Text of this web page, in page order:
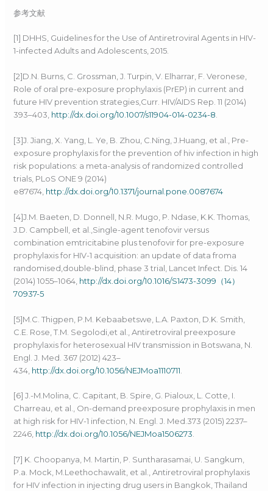
参考文献
[1] DHHS, Guidelines for the Use of Antiretroviral Agents in HIV-
1-infected Adults and Adolescents, 2015.
[2]D.N. Burns, C. Grossman, J. Turpin, V. Elharrar, F. Veronese,
Role of oral pre-exposure prophylaxis (PrEP) in current and
future HIV prevention strategies,Curr. HIV/AIDS Rep. 11 (2014)
393–403, http://dx.doi.org/10.1007/s11904-014-0234-8.
[3]J. Jiang, X. Yang, L. Ye, B. Zhou, C.Ning, J.Huang, et al., Pre-
exposure prophylaxis for the prevention of hiv infection in high
risk populations: a meta-analysis of randomized controlled
trials, PLoS ONE 9 (2014)
e87674, http://dx.doi.org/10.1371/journal.pone.0087674
[4]J.M. Baeten, D. Donnell, N.R. Mugo, P. Ndase, K.K. Thomas,
J.D. Campbell, et al.,Single-agent tenofovir versus
combination emtricitabine plus tenofovir for pre-exposure
prophylaxis for HIV-1 acquisition: an update of data froma
randomised,double-blind, phase 3 trial, Lancet Infect. Dis. 14
(2014) 1055–1064, http://dx.doi.org/10.1016/S1473-3099（14）
70937-5
[5]M.C. Thigpen, P.M. Kebaabetswe, L.A. Paxton, D.K. Smith,
C.E. Rose, T.M. Segolodi,et al., Antiretroviral preexposure
prophylaxis for heterosexual HIV transmission in Botswana, N.
Engl. J. Med. 367 (2012) 423–
434, http://dx.doi.org/10.1056/NEJMoa1110711
[6] J.-M.Molina, C. Capitant, B. Spire, G. Pialoux, L. Cotte, I.
Charreau, et al., On-demand preexposure prophylaxis in men
at high risk for HIV-1 infection, N. Engl. J. Med.373 (2015) 2237–
2246, http://dx.doi.org/10.1056/NEJMoa1506273.
[7] K. Choopanya, M. Martin, P. Suntharasamai, U. Sangkum,
P.a. Mock, M.Leethochawalit, et al., Antiretroviral prophylaxis
for HIV infection in injecting drug users in Bangkok, Thailand